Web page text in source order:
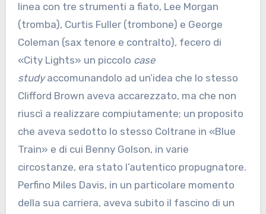
linea con tre strumenti a fiato, Lee Morgan
(tromba), Curtis Fuller (trombone) e George
Coleman (sax tenore e contralto), fecero di
«City Lights» un piccolo case
studyaccomunandolo ad un’idea che lo stesso
Clifford Brown aveva accarezzato, ma che non
riuscì a realizzare compiutamente; un proposito
che aveva sedotto lo stesso Coltrane in «Blue
Train» e di cui Benny Golson, in varie
circostanze, era stato l’autentico propugnatore.
Perfino Miles Davis, in un particolare momento
della sua carriera, aveva subito il fascino di un